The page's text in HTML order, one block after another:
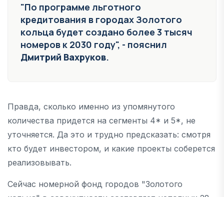
"По программе льготного
кредитования в городах Золотого
кольца будет создано более 3 тысяч
номеров к 2030 году", - пояснил
Дмитрий Вахруков.
Правда, сколько именно из упомянутого
количества придется на сегменты 4* и 5*, не
уточняется. Да это и трудно предсказать: смотря
кто будет инвестором, и какие проекты соберется
реализовывать.
Сейчас номерной фонд городов "Золотого